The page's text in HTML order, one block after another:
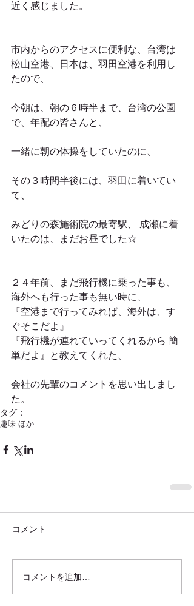
近く感じました。
市内からのアクセスに便利な、台湾は
松山空港、日本は、羽田空港を利用し
たので、
今朝は、朝の６時半まで、台湾の公園
で、年配の皆さんと、
一緒に朝の体操をしていたのに、
その３時間半後には、羽田に着いてい
て、
みどりの森施術院の最寄駅、 成瀬に着
いたのは、まだお昼でした☆
２４年前、まだ飛行機に乗った事も、
海外へも行った事も無い時に、
『空港まで行ってみれば、海外は、す
ぐそこだよ』
『飛行機が連れていってくれるから 簡
単だよ』と教えてくれた、
会社の先輩のコメントを思い出しまし
た。
タグ：
趣味 ほか
コメント
コメントを追加…